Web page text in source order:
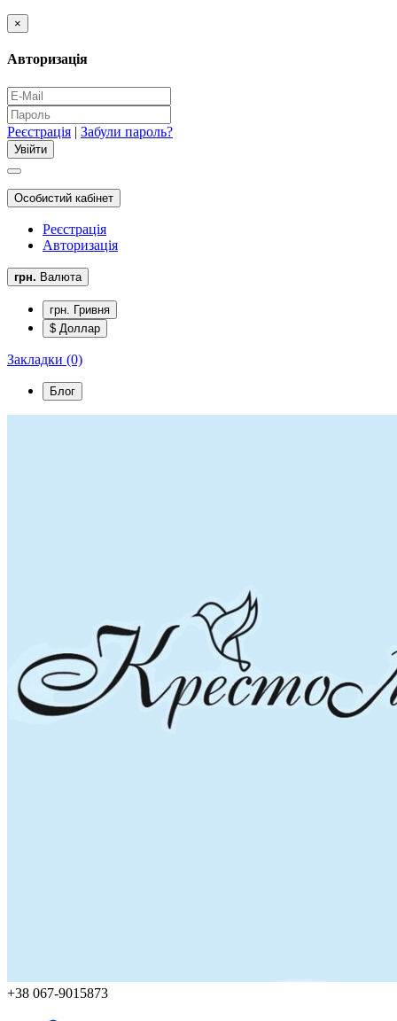
×
Авторизація
Реєстрація | Забули пароль?
Особистий кабінет
Реєстрація
Авторизація
грн. Валюта
грн. Гривня
$ Доллар
Закладки (0)
Блог
+38 067-9015873